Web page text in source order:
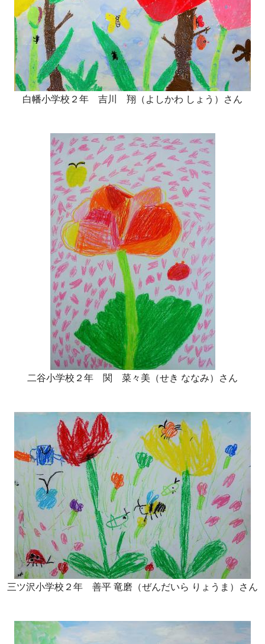
白幡小学校２年 吉川 翔（よしかわ しょう）さん
二谷小学校２年 関 菜々美（せき ななみ）さん
三ツ沢小学校２年 善平 竜磨（ぜんだいら りょうま）さん